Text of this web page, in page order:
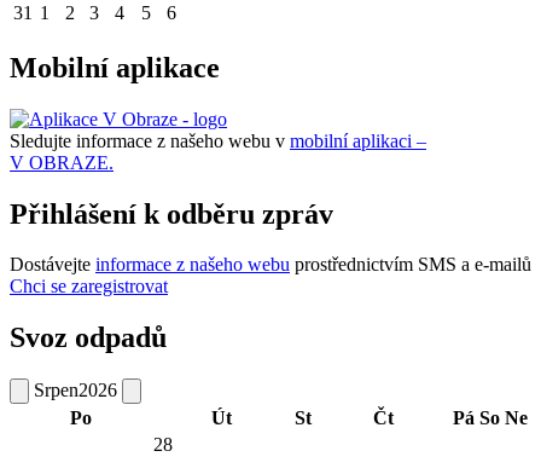
31 1 2 3 4 5 6
Mobilní aplikace
Sledujte informace z našeho webu v mobilní aplikaci –
V OBRAZE.
Přihlášení k odběru zpráv
Dostávejte informace z našeho webu prostřednictvím SMS a e-mailů
Chci se zaregistrovat
Svoz odpadů
Srpen2026
Po
Út St Čt Pá So Ne
28